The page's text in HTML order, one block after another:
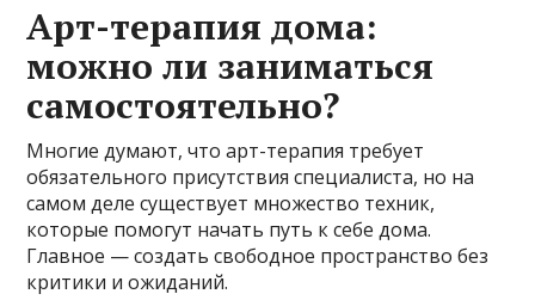
Арт-терапия дома:
можно ли заниматься
самостоятельно?
Многие думают, что арт-терапия требует
обязательного присутствия специалиста, но на
самом деле существует множество техник,
которые помогут начать путь к себе дома.
Главное — создать свободное пространство без
критики и ожиданий.